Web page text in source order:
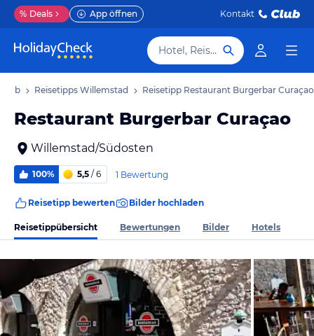
% Deals App öffnen Kontakt
Hotel, Reiseziel
Reisetipps Willemstad Reisetipp Restaurant Burgerbar Curaçao
Restaurant Burgerbar Curaçao
Willemstad/Südosten
100% 5,5 / 6 1 Bewertung
Reisetipp bewerten Bilder hochladen
Reisetippübersicht Bewertungen Bilder Hotels